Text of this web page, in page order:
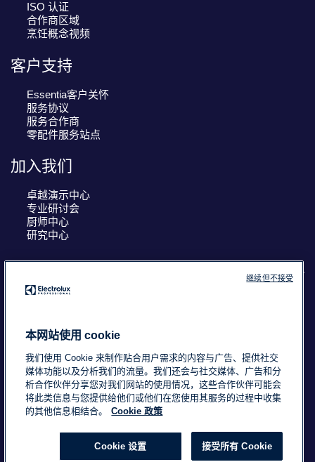
ISO 认证
合作商区域
烹饪概念视频
客户支持
Essentia客户关怀
服务协议
服务合作商
零配件服务站点
加入我们
卓越演示中心
专业研讨会
厨师中心
研究中心
您的选择： 中国
浙ICP备18015725号-2
Data Privacy Statement
Cookie Policy
条款与条件
本网站使用 cookie
我们使用 Cookie 来制作贴合用户需求的内容与广告、提供社交
媒体功能以及分析我们的流量。我们还会与社交媒体、广告和分
析合作伙伴分享您对我们网站的使用情况，这些合作伙伴可能会
将此类信息与您提供给他们或他们在您使用其服务的过程中收集
的其他信息相结合。
Cookie 政策
接受所有 Cookie
Cookie 设置
继续但不接受